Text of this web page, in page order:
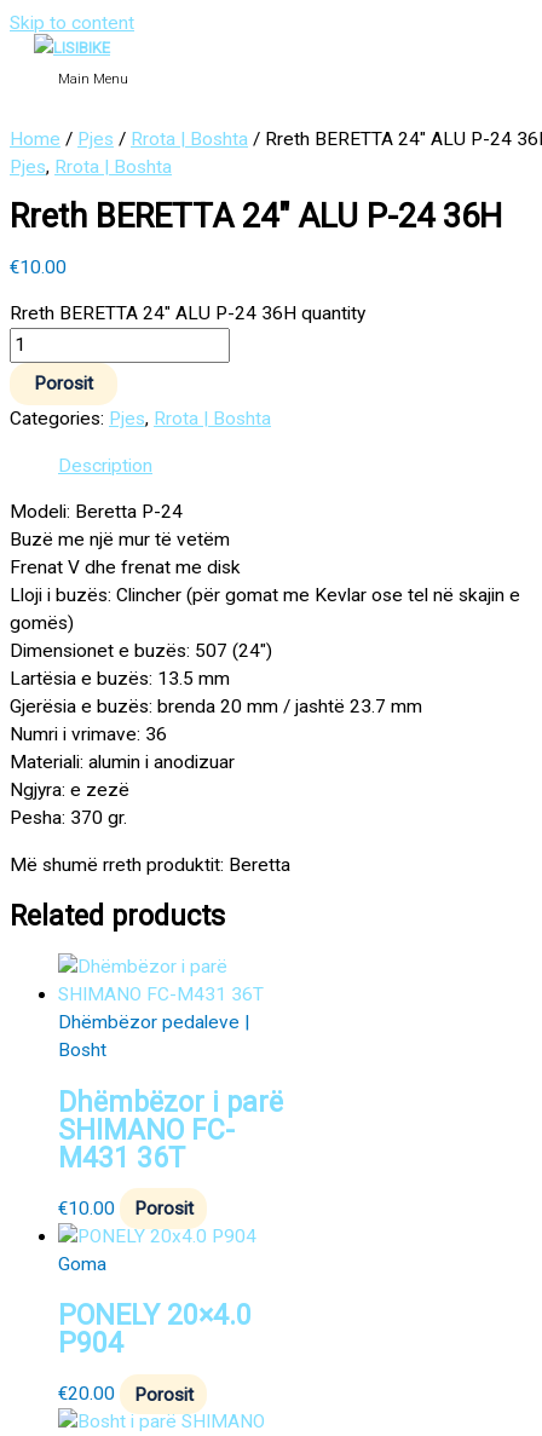
Skip to content
Main Menu
Home / Pjes / Rrota | Boshta / Rreth BERETTA 24″ ALU P-24
Pjes, Rrota | Boshta
Rreth BERETTA 24″ ALU P-24 36H
€10.00
Rreth BERETTA 24" ALU P-24 36H quantity
Porosit
Categories: Pjes, Rrota | Boshta
Description
Modeli: Beretta P-24
Buzë me një mur të vetëm
Frenat V dhe frenat me disk
Lloji i buzës: Clincher (për gomat me Kevlar ose tel në skajin e
gomës)
Dimensionet e buzës: 507 (24″)
Lartësia e buzës: 13.5 mm
Gjerësia e buzës: brenda 20 mm / jashtë 23.7 mm
Numri i vrimave: 36
Materiali: alumin i anodizuar
Ngjyra: e zezë
Pesha: 370 gr.
Më shumë rreth produktit: Beretta
Related products
Dhëmbëzor pedaleve |
Bosht
Dhëmbëzor i parë
SHIMANO FC-
M431 36T
€10.00 Porosit
Goma
PONELY 20×4.0
P904
€20.00 Porosit